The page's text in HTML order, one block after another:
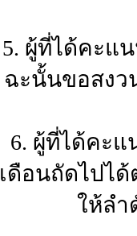
5. ผู้ที่ได้คะแ
ฉะนั้นขอสงว
6. ผู้ที่ได้คะแ
เดือนถัดไปไ
ให้ลำ